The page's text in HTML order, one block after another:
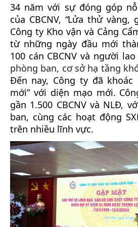
34 năm với sự đóng góp
của CBCNV, “Lửa thử vàng,
Công ty Kho vận và Cảng
từ những ngày đầu mới
100 cán CBCNV và người
phòng ban, cơ sở hạ tầng
Đến nay, Công ty đã khoác
mới” với diện mạo mới.
gần 1.500 CBCNV và NLĐ,
ban, cùng các hoạt động
trên nhiều lĩnh vực.